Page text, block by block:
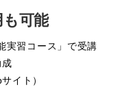
可能
実習コース」で受講
イト ）